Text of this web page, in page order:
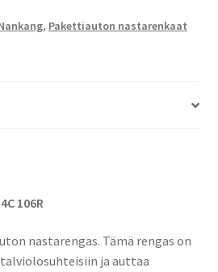
, Pakettiauton nastarenkaat
106R
nastarengas. Tämä rengas on
ja auttaa